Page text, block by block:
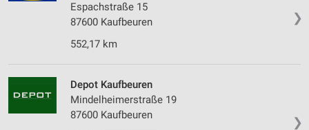
❯
Espachstraße 15
87600 Kaufbeuren
552,17 km
❯
Depot Kaufbeuren
Mindelheimerstraße 19
87600 Kaufbeuren